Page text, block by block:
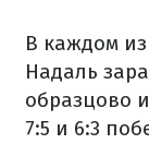
В каждом из
Надаль
образцово
7:5 и 6:3